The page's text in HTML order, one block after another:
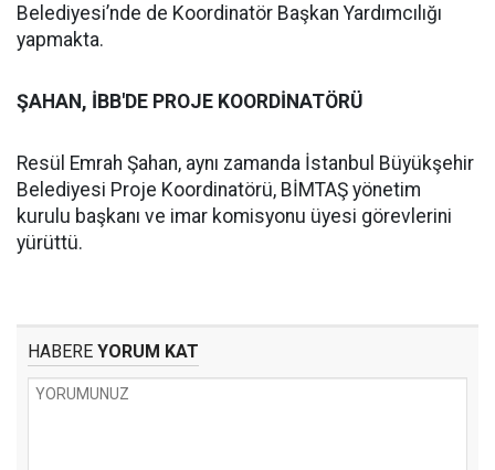
Belediyesi’nde de Koordinatör Başkan Yardımcılığı
yapmakta.
ŞAHAN, İBB'DE PROJE KOORDİNATÖRÜ
Resül Emrah Şahan, aynı zamanda İstanbul Büyükşehir
Belediyesi Proje Koordinatörü, BİMTAŞ yönetim
kurulu başkanı ve imar komisyonu üyesi görevlerini
yürüttü.
HABERE YORUM KAT